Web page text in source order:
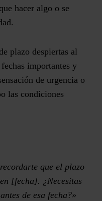
hacer algo o se
plazo despiertas al
importantes y
de urgencia o
las condiciones
que el plazo
[fecha]. ¿Necesitas
de esa fecha?»